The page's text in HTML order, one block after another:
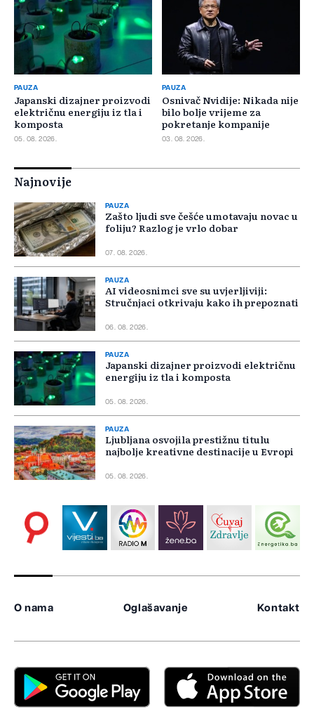
PAUZA
Japanski dizajner proizvodi
električnu energiju iz tla i
komposta
05. 08. 2026.
PAUZA
Osnivač Nvidije: Nikada nije
bilo bolje vrijeme za
pokretanje kompanije
03. 08. 2026.
Najnovije
PAUZA
Zašto ljudi sve češće umotavaju novac u
foliju? Razlog je vrlo dobar
07. 08. 2026.
PAUZA
AI videosnimci sve su uvjerljiviji:
Stručnjaci otkrivaju kako ih prepoznati
06. 08. 2026.
PAUZA
Japanski dizajner proizvodi električnu
energiju iz tla i komposta
05. 08. 2026.
PAUZA
Ljubljana osvojila prestižnu titulu
najbolje kreativne destinacije u Evropi
05. 08. 2026.
O nama Oglašavanje Kontakt